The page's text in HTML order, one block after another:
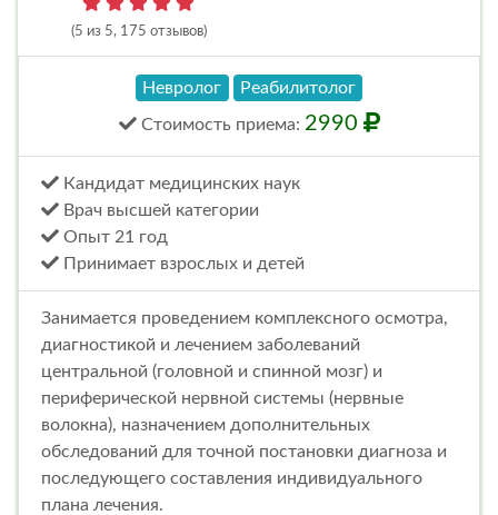
(5 из 5, 175 отзывов)
Невролог Реабилитолог
Стоимость приема: 2990
Кандидат медицинских наук
Врач высшей категории
Опыт 21 год
Принимает взрослых и детей
Занимается проведением комплексного осмотра,
диагностикой и лечением заболеваний
центральной (головной и спинной мозг) и
периферической нервной системы (нервные
волокна), назначением дополнительных
обследований для точной постановки диагноза и
последующего составления индивидуального
плана лечения.